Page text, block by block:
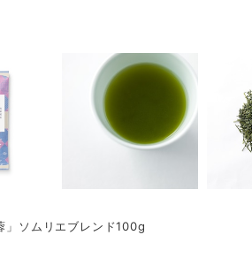
」ソムリエブレンド100g